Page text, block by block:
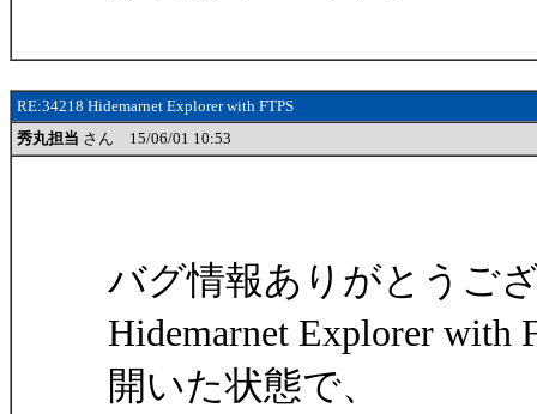
RE:34218 Hidemarnet Explorer with FTPS
秀丸担当 さん 15/06/01 10:53
バグ情報ありがとうご
Hidemarnet Explorer
開いた状態で、